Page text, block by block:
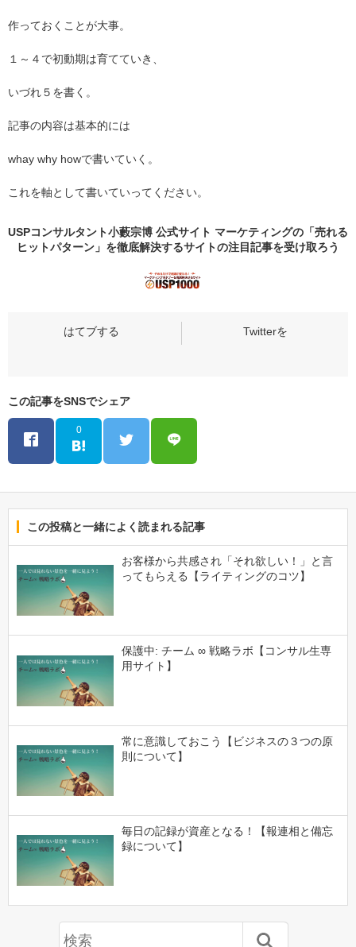
作っておくことが大事。
１～４で初動期は育てていき、
いづれ５を書く。
記事の内容は基本的には
whay why howで書いていく。
これを軸として書いていってください。
USPコンサルタント小藪宗博 公式サイト マーケティングの「売れる
ヒットパターン」を徹底解決するサイトの注目記事を受け取ろう
この記事をSNSでシェア
0
この投稿と一緒によく読まれる記事
お客様から共感され「それ欲しい！」と言
ってもらえる【ライティングのコツ】
保護中: チーム ∞ 戦略ラボ【コンサル生専
用サイト】
常に意識しておこう【ビジネスの３つの原
則について】
毎日の記録が資産となる！【報連相と備忘
録について】